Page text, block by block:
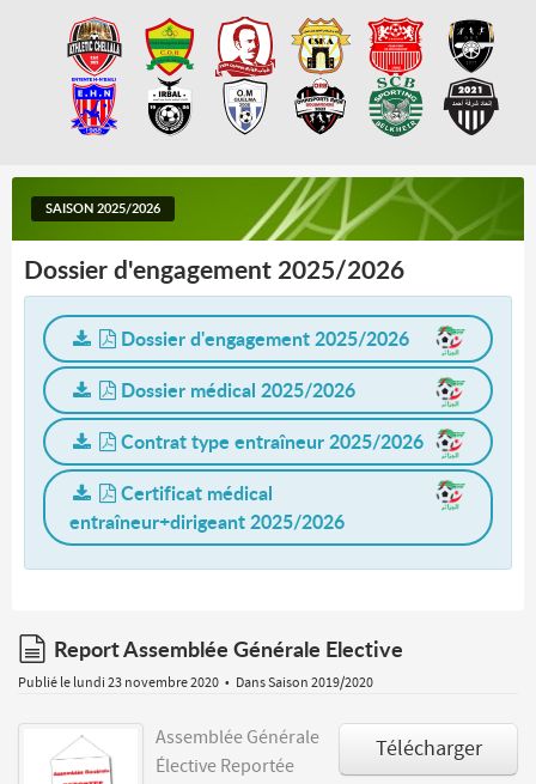
SAISON 2025/2026
Dossier d'engagement 2025/2026
Dossier d'engagement 2025/2026
Dossier médical 2025/2026
Contrat type entraîneur 2025/2026
Certificat médical
entraîneur+dirigeant 2025/2026
document
Report Assemblée Générale Elective
Publié le lundi 23 novembre 2020 DansSaison 2019/2020
Télécharger
Assemblée Générale
Élective Reportée